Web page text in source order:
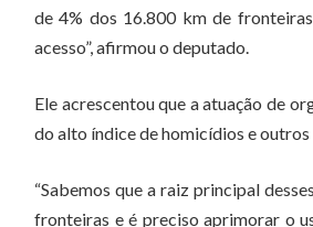
de 4% dos 16.800 km de
acesso”, afirmou o deputado.
Ele acrescentou que a atuação de
do alto índice de homicídios e
“Sabemos que a raiz principal
fronteiras e é preciso aprimorar o